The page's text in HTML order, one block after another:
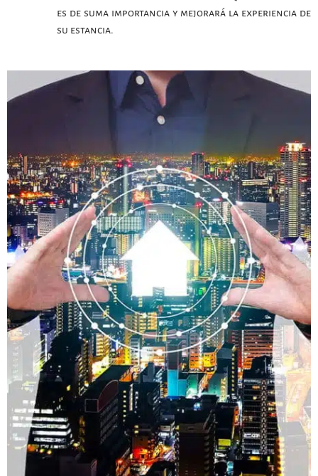
es de suma importancia y mejorará la experiencia de
su estancia.